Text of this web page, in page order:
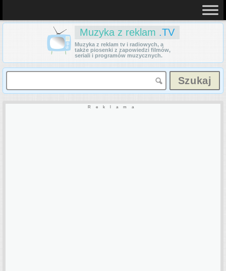
Muzyka z reklam .TV
Muzyka z reklam tv i radiowych, a
także piosenki z zapowiedzi filmów,
seriali i programów muzycznych.
Reklama